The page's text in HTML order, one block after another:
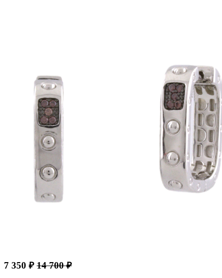
7 350 ₽ 14 700 ₽